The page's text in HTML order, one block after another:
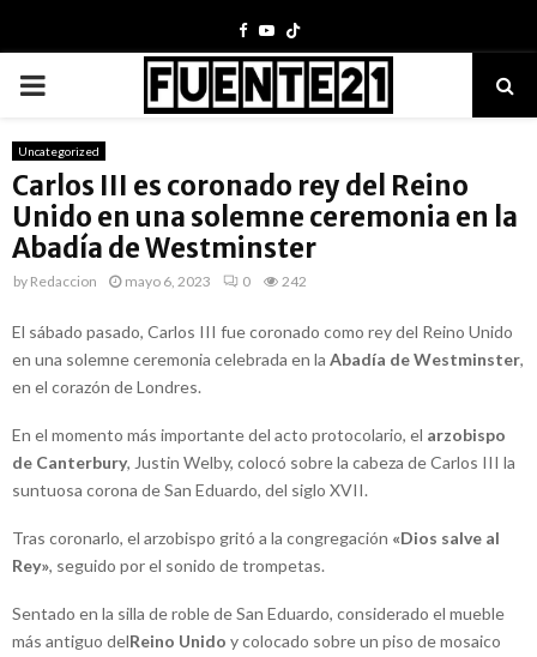
Facebook
Youtube
PRIMARY
MENU
Uncategorized
Carlos III es coronado rey del Reino
Unido en una solemne ceremonia en la
Abadía de Westminster
by Redaccion mayo 6, 2023 0 242
El sábado pasado, Carlos III fue coronado como rey del Reino Unido
en una solemne ceremonia celebrada en la Abadía de Westminster,
en el corazón de Londres.
En el momento más importante del acto protocolario, el arzobispo
de Canterbury, Justin Welby, colocó sobre la cabeza de Carlos III la
suntuosa corona de San Eduardo, del siglo XVII.
Tras coronarlo, el arzobispo gritó a la congregación «Dios salve al
Rey», seguido por el sonido de trompetas.
Sentado en la silla de roble de San Eduardo, considerado el mueble
más antiguo delReino Unido y colocado sobre un piso de mosaico